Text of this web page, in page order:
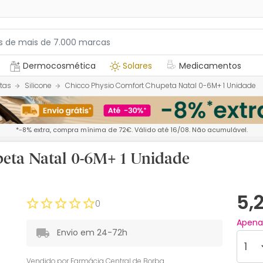
Dermocosmética Solares Medicamentos
Silicone Chicco Physio Comfort Chupeta Natal 0-6M+ 1 Unidade
*-8% extra, compra mínima de 72€. Válido até 16/08. Não acumulável.
Natal 0-6M+ 1 Unidade
0
Envio em 24-72h